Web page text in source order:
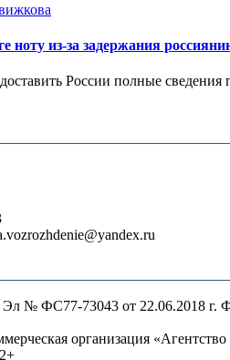
ноту из-за задержания
России полные сведения
№ ФС77-73043 от 22.06.2018 г.
организация